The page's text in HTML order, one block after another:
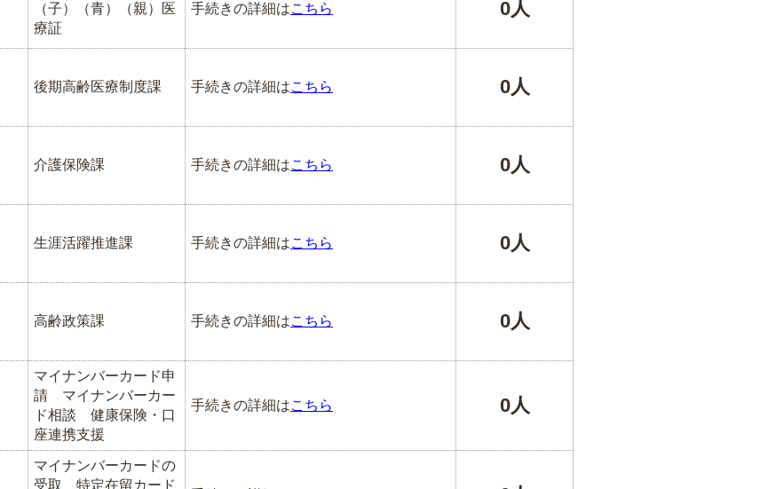
（子）（青）（親）医
療証
手続きの詳細はこちら 0人
後期高齢医療制度課 手続きの詳細はこちら 0人
介護保険課 手続きの詳細はこちら 0人
生涯活躍推進課 手続きの詳細はこちら 0人
高齢政策課 手続きの詳細はこちら 0人
マイナンバーカード申
請 マイナンバーカー
ド相談 健康保険・口
座連携支援
手続きの詳細はこちら 0人
マイナンバーカードの
受取 特定在留カード